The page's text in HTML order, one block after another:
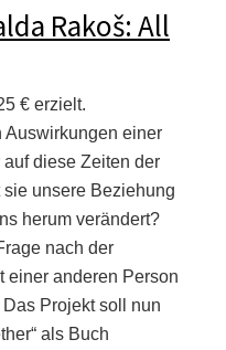
Rakoš: All
€ erzielt.
Auswirkungen einer
diese Zeiten der
unsere Beziehung
herum verändert?
nach der
einer anderen Person
Projekt soll nun
als Buch